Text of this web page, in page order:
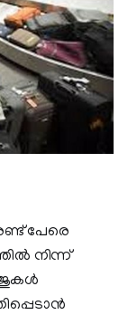
പേരെ
നിന്ന്